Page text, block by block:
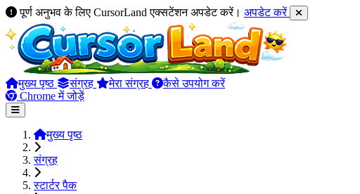
पूर्ण अनुभव के लिए CursorLand एक्सटेंशन अपडेट करें। अपडेट करें
मुख्य पृष्ठ संग्रह मेरा संग्रह
कैसे उपयोग करें
Chrome में जोड़ें
मुख्य पृष्ठ
संग्रह
स्टार्टर पैक